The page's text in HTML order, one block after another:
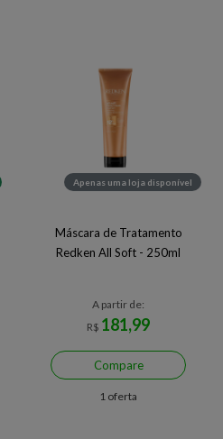
Apenas uma loja disponível
Máscara de Tratamento
Redken All Soft - 250ml
A partir de:
R$ 181,99
Compare
1 oferta